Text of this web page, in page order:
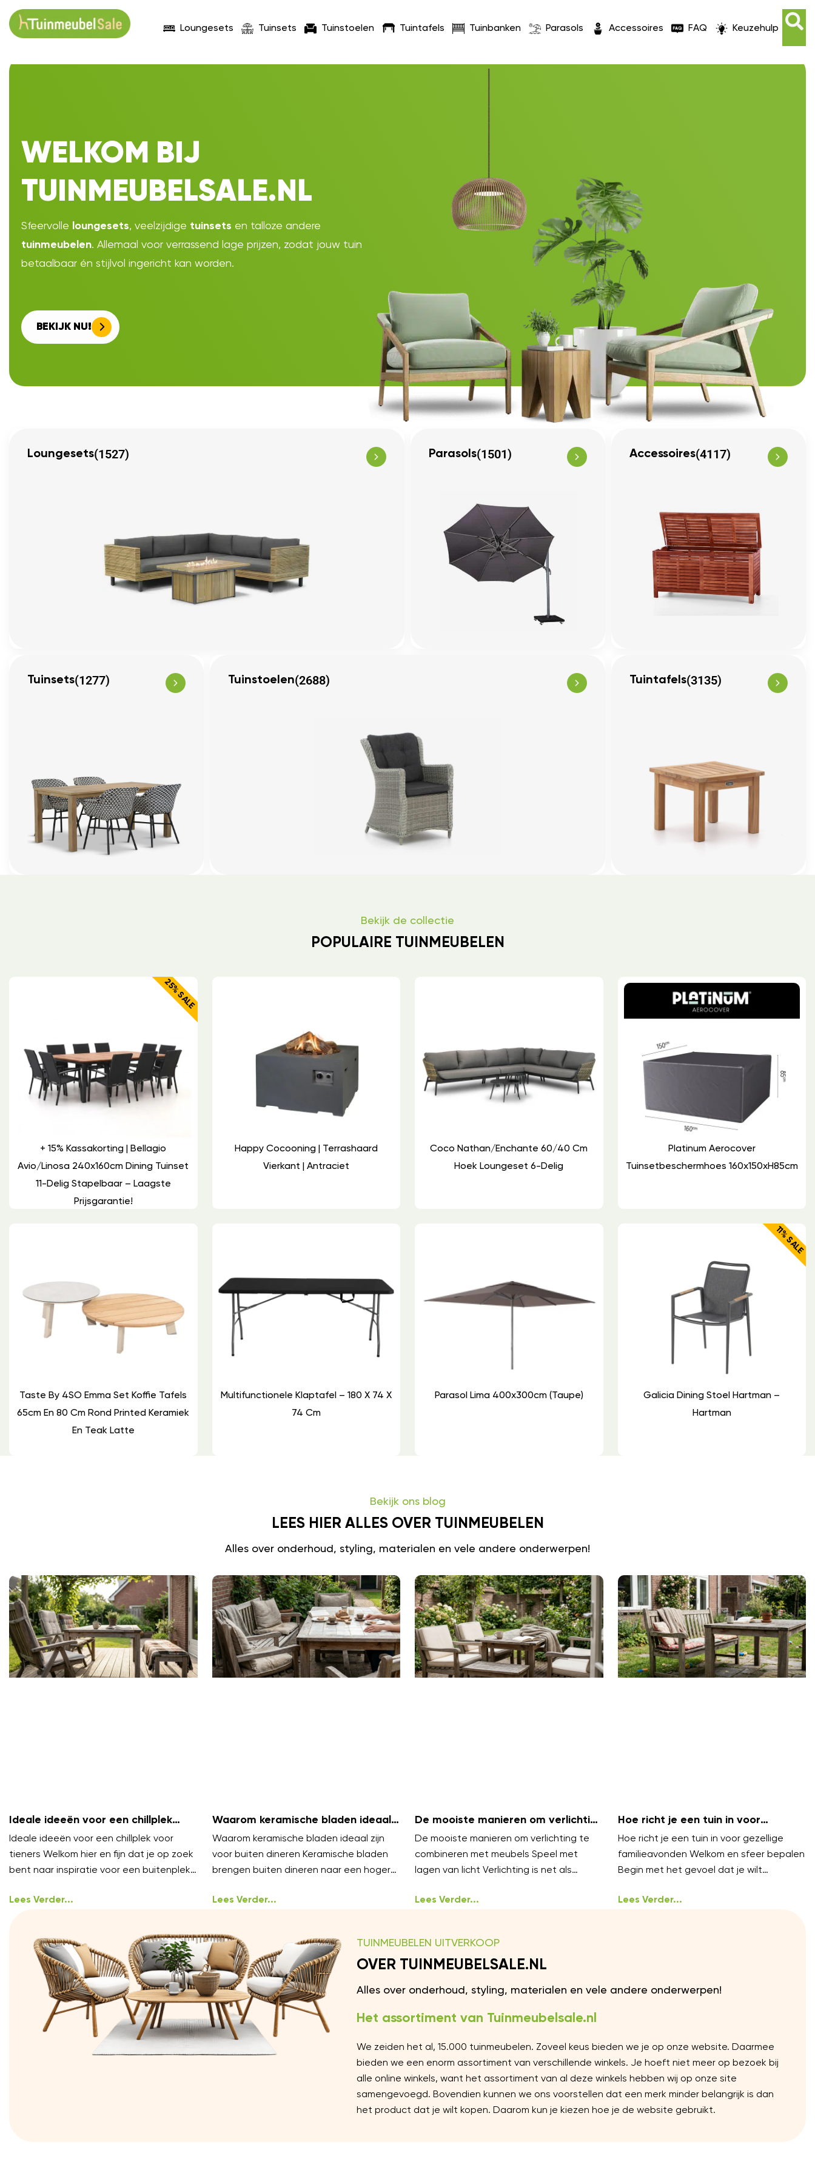
Loungesets Tuinsets Tuinstoelen Tuintafels Tuinbanken Parasols Accessoires FAQ Keuzehulp
WELKOM BIJ
TUINMEUBELSALE.NL
Sfeervolle loungesets, veelzijdige tuinsets en talloze andere
tuinmeubelen. Allemaal voor verrassend lage prijzen, zodat jouw tuin
betaalbaar én stijlvol ingericht kan worden.
BEKIJK NU!
Loungesets(1527) Parasols(1501) Accessoires(4117)
Tuinsets(1277) Tuinstoelen(2688) Tuintafels(3135)
Bekijk de collectie
POPULAIRE TUINMEUBELEN
25% SALE
+ 15% Kassakorting | Bellagio
Avio/Linosa 240x160cm Dining Tuinset
11-Delig Stapelbaar – Laagste
Prijsgarantie!
Happy Cocooning | Terrashaard
Vierkant | Antraciet
Coco Nathan/Enchante 60/40 Cm
Hoek Loungeset 6-Delig
Platinum Aerocover
Tuinsetbeschermhoes 160x150xH85cm
Taste By 4SO Emma Set Koffie Tafels
65cm En 80 Cm Rond Printed Keramiek
En Teak Latte
Multifunctionele Klaptafel – 180 X 74 X
74 Cm
Parasol Lima 400x300cm (Taupe)
11% SALE
Galicia Dining Stoel Hartman –
Hartman
Bekijk ons blog
LEES HIER ALLES OVER TUINMEUBELEN
Alles over onderhoud, styling, materialen en vele andere onderwerpen!
Ideale ideeën voor een chillplek
voor tieners
Ideale ideeën voor een chillplek voor
tieners Welkom hier en fijn dat je op zoek
bent naar inspiratie voor een buitenplek
Lees Verder...
Waarom keramische bladen ideaal
zijn voor buiten dineren
Waarom keramische bladen ideaal zijn
voor buiten dineren Keramische bladen
brengen buiten dineren naar een hoger
onder
Lees Verder...
De mooiste manieren om verlichting
te combineren met meubels
De mooiste manieren om verlichting te
combineren met meubels Speel met
lagen van licht Verlichting is net als
Lees Verder...
Hoe richt je een tuin in voor
gezellige familieavonden?
Hoe richt je een tuin in voor gezellige
familieavonden Welkom en sfeer bepalen
Begin met het gevoel dat je wilt
ongedwongen
Lees Verder...
TUINMEUBELEN UITVERKOOP
OVER TUINMEUBELSALE.NL
Alles over onderhoud, styling, materialen en vele andere onderwerpen!
Het assortiment van Tuinmeubelsale.nl
We zeiden het al, 15.000 tuinmeubelen. Zoveel keus bieden we je op onze website. Daarmee
bieden we een enorm assortiment van verschillende winkels. Je hoeft niet meer op bezoek bij
alle online winkels, want het assortiment van al deze winkels hebben wij op onze site
samengevoegd. Bovendien kunnen we ons voorstellen dat een merk minder belangrijk is dan
het product dat je wilt kopen. Daarom kun je kiezen hoe je de website gebruikt.